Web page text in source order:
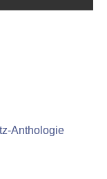
Anthologie